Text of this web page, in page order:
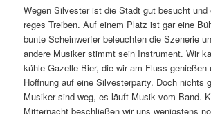
Wegen Silvester ist die Stadt gut besucht und
reges Treiben. Auf einem Platz ist gar eine
bunte Scheinwerfer beleuchten die Szenerie
andere Musiker stimmt sein Instrument. Wir
kühle Gazelle-Bier, die wir am Fluss genießen
Hoffnung auf eine Silvesterparty. Doch nichts
Musiker sind weg, es läuft Musik vom Band.
Mitternacht beschließen wir uns wenigstens